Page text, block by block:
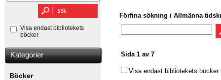
Visa endast bibliotekets
böcker
Kategorier
Böcker
Förfina sökning i Allmänna
Sida 1 av 7
Visa endast bibliotekets böcker